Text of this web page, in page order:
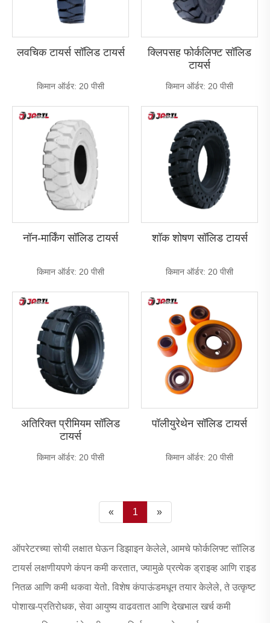
लवचिक टायर्स सॉलिड टायर्स
किमान ऑर्डर: 20 पीसी
क्लिपसह फोर्कलिफ्ट सॉलिड
टायर्स
किमान ऑर्डर: 20 पीसी
नॉन-मार्किंग सॉलिड टायर्स
किमान ऑर्डर: 20 पीसी
शॉक शोषण सॉलिड टायर्स
किमान ऑर्डर: 20 पीसी
अतिरिक्त प्रीमियम सॉलिड
टायर्स
किमान ऑर्डर: 20 पीसी
पॉलीयुरेथेन सॉलिड टायर्स
किमान ऑर्डर: 20 पीसी
« 1 »
ऑपरेटरच्या सोयी लक्षात घेऊन डिझाइन केलेले, आमचे फोर्कलिफ्ट सॉलिड
टायर्स लक्षणीयपणे कंपन कमी करतात, ज्यामुळे प्रत्येक ड्राइव्ह आणि राइड
नितळ आणि कमी थकवा येतो. विशेष कंपाऊंडमधून तयार केलेले, ते उत्कृष्ट
पोशाख-प्रतिरोधक, सेवा आयुष्य वाढवतात आणि देखभाल खर्च कमी